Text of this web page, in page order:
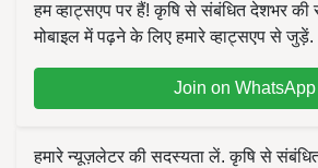
हम व्हाट्सएप पर हैं! कृषि से संबंधित देशभर
मोबाइल में पढ़ने के लिए हमारे व्हाट्सएप से जुड़ें.
Join on WhatsApp
हमारे न्यूज़लेटर की सदस्यता लें. कृषि से